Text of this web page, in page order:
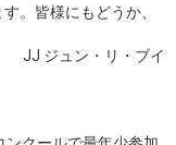
。皆様にもどうか、
JJ ジュン・リ・ブイ